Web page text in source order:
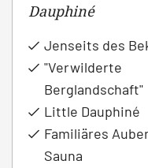
Dauphiné
Jenseits des
"Verwilderte
Berglandschaft"
Little Dauphiné
Familiäres
Sauna